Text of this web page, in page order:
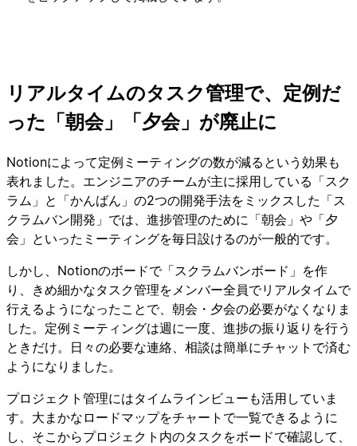
リアルタイムのタスク管理で、定例だ
った「朝会」「夕会」が廃止に
Notionによって定例ミーティングの数が減るという効果も
表れました。エンジニアのチームが主に採用している「スク
ラム」と「かんばん」の2つの開発手法をミックスした「ス
クラムバン開発」では、進捗管理のために「朝会」や「夕
会」といったミーティングを毎日設けるのが一般的です。
しかし、Notionのボードで「スクラムバンボード」を作
り、きめ細かなタスク管理をメンバー全員でリアルタイムで
行えるようになったことで、朝会・夕会の必要がなくなりま
した。定例ミーティングは週に一度、進捗の振り返りを行う
ときだけ。日々の必要な連絡、相談は簡単にチャットで済む
ようになりました。
プロジェクト管理にはタイムラインビューも活用していま
す。大まかなロードマップをチャートで一覧できるように
し、そこからプロジェクト内のタスクをボードで確認して、